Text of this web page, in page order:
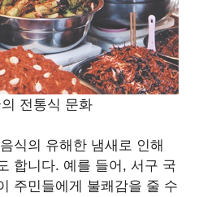
전통식 문화
식의 유해한 냄새로 인해
합니다. 예를 들어, 서구 국
주민들에게 불쾌감을 줄 수